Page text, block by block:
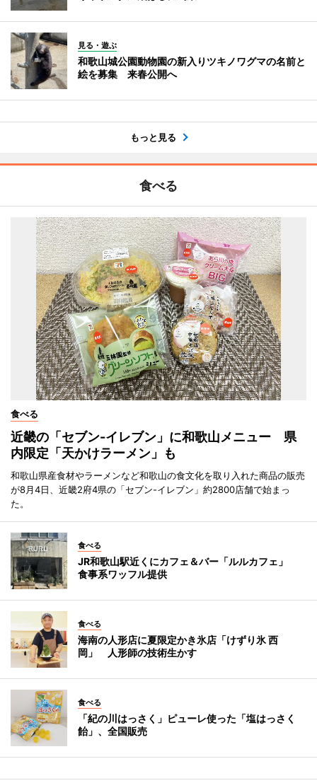
見る・遊ぶ
和歌山城公園動物園の新入りツキノワグマの名前と
絵を募集 来春公開へ
もっと見る
食べる
食べる
近畿の「セブン-イレブン」に和歌山メニュー 県
内限定「天かけラーメン」も
和歌山県産食材やラーメンなど和歌山の食文化を取り入れた商品の販売
が8月4日、近畿2府4県の「セブン-イレブン」約2800店舗で始まっ
た。
食べる
JR和歌山駅近くにカフェ＆バー「ルルカフェ」
食事系ワッフル提供
食べる
海南の人形店に夏限定かき氷店「けずり氷 西
岡」 人形師の技術生かす
食べる
「紀の川はっさく」ピューレ使った「塩はっさく
飴」、全国販売